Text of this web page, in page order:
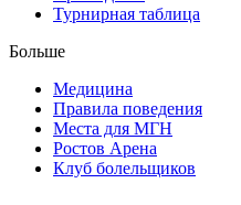
Турнирная таблица
Больше
Медицина
Правила поведения
Места для МГН
Ростов Арена
Клуб болельщиков